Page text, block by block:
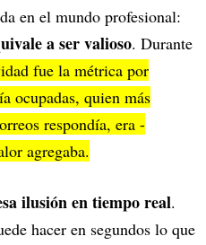
en el mundo profesional:
a ser valioso. Durante
fue la métrica por
ocupadas, quien más
respondía, era -
agregaba.
ilusión en tiempo real.
hacer en segundos lo que